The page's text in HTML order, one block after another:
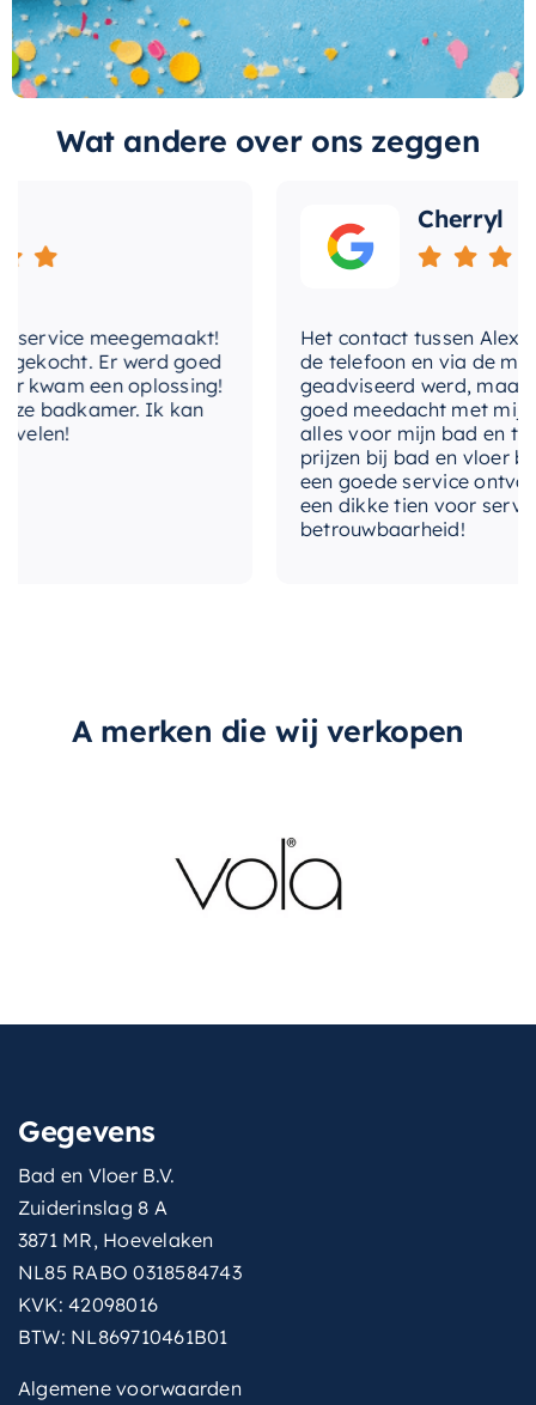
gebruiksvriendelijk te zijn. De geborstelde
afwerking helpt om het zicht op vingerafdrukken
en watervlekken te verminderen, waardoor uw
badkamer er altijd netjes en schoon uitziet.
geïnstalleerd, biedt het een stabiele
waterstroom, ongeacht de fluctuaties in de
altijd de perfecte douche of bad kunt nemen,
elke keer opnieuw. Verbeter uw
badkamerervaring vandaag nog met dit
hoogwaardige thermostaat set!
temperatuurbegrenzing Ja
Wat andere over ons zeggen
meegemaakt!
Er werd goed
een oplossing!
badkamer. Ik kan
Cherryl
Het contact tussen Alex en
de telefoon en via de mail,
geadviseerd werd, maar
goed meedacht met mij.
alles voor mijn bad en
prijzen bij bad en vloer
een goede service
een dikke tien voor
betrouwbaarheid!
A merken die wij verkopen
Gegevens
Bad en Vloer B.V.
Zuiderinslag 8 A
3871 MR, Hoevelaken
NL85 RABO 0318584743
KVK: 42098016
BTW: NL869710461B01
Algemene voorwaarden